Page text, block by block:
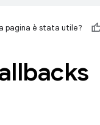
pagina è stata utile?